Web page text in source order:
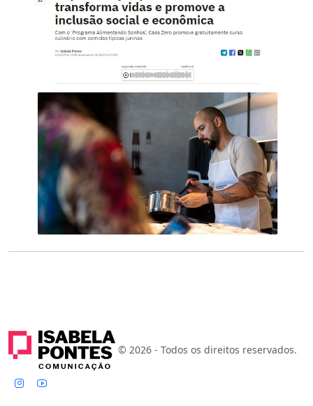
© 2026 - Todos os direitos reservados.